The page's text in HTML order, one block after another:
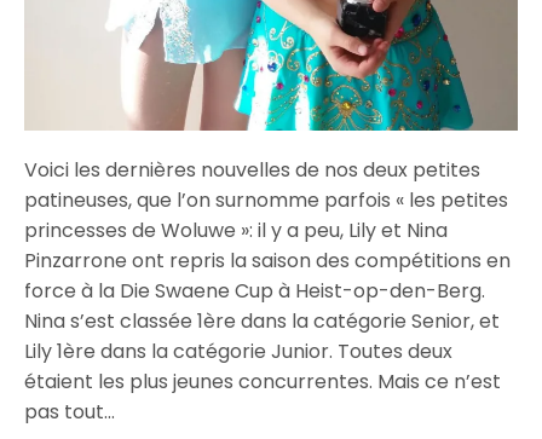
Voici les dernières nouvelles de nos deux petites
patineuses, que l’on surnomme parfois « les petites
princesses de Woluwe »: il y a peu, Lily et Nina
Pinzarrone ont repris la saison des compétitions en
force à la Die Swaene Cup à Heist-op-den-Berg.
Nina s’est classée 1ère dans la catégorie Senior, et
Lily 1ère dans la catégorie Junior. Toutes deux
étaient les plus jeunes concurrentes. Mais ce n’est
pas tout…